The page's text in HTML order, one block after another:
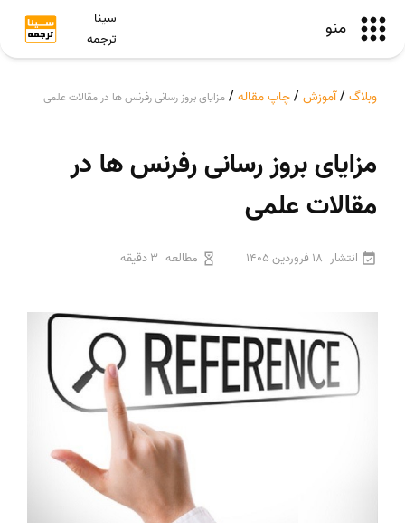
منو
سینا
ترجمه
وبلاگ /آموزش /چاپ مقاله / مزایای بروز رسانی رفرنس ها در مقالات علمی
مزایای بروز رسانی رفرنس ها در
مقالات علمی
انتشار 18 فروردین 1405 مطالعه 3 دقیقه